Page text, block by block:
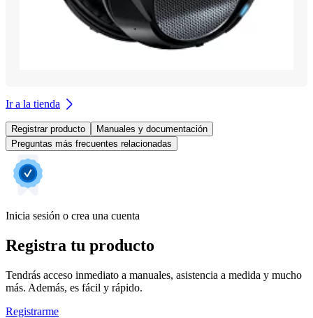
Ir a la tienda
Registrar producto
Manuales y documentación
Preguntas más frecuentes relacionadas
Inicia sesión o crea una cuenta
Registra tu producto
Tendrás acceso inmediato a manuales, asistencia a medida y mucho
más. Además, es fácil y rápido.
Registrarme